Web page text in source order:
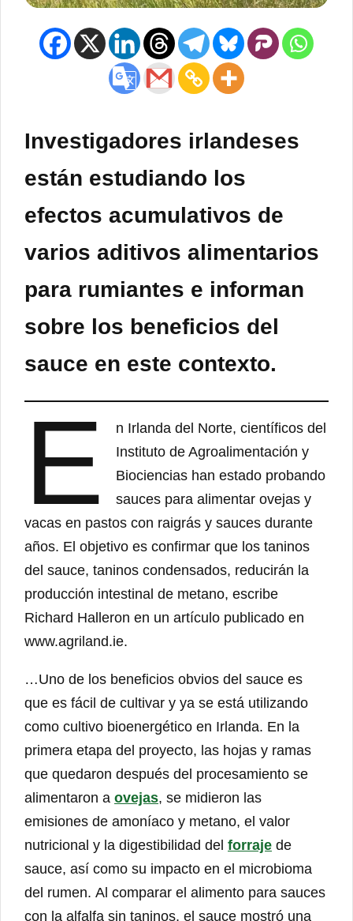
Investigadores irlandeses
están estudiando los
efectos acumulativos de
varios aditivos alimentarios
para rumiantes e informan
sobre los beneficios del
sauce en este contexto.
E
n Irlanda del Norte, científicos del
Instituto de Agroalimentación y
Biociencias han estado probando
sauces para alimentar ovejas y
vacas en pastos con raigrás y sauces durante
años. El objetivo es confirmar que los taninos
del sauce, taninos condensados, reducirán la
producción intestinal de metano, escribe
Richard Halleron en un artículo publicado en
www.agriland.ie.
…Uno de los beneficios obvios del sauce es
que es fácil de cultivar y ya se está utilizando
como cultivo bioenergético en Irlanda. En la
primera etapa del proyecto, las hojas y ramas
que quedaron después del procesamiento se
alimentaron a ovejas, se midieron las
emisiones de amoníaco y metano, el valor
nutricional y la digestibilidad del forraje de
sauce, así como su impacto en el microbioma
del rumen. Al comparar el alimento para sauces
con la alfalfa sin taninos, el sauce mostró una